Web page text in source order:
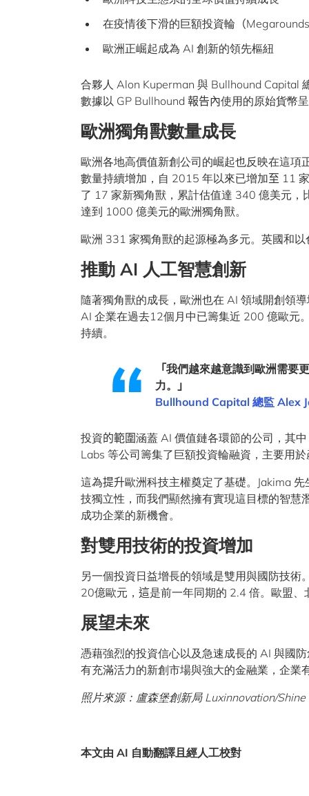
在疫情後下滑的巨額投資輪 （Megarounds
歐洲正崛起成為 AI 創新的領先樞紐
合夥人 Alon Kuperman 與 Bullhound
數據以 GP Bullhound 報告內使用的原始貨幣
歐洲獨角獸數量成長
歐洲各地高價值新創公司的崛起也反映在這
數量持續增加，自 2015 年以來已增加至 11
了 17 家新獨角獸，累計估值達 340 億美元
達到 1000 億美元的歐洲獨角獸。
歐洲 331 家獨角獸的起源極為多元。英國和
推動 AI 人工智慧創新
隨著獨角獸的成長，歐洲也在 AI 領域開創領
AI 企業在過去12個月中已籌集近 200 億歐元
持續。
「我們越來越意識到歐洲需要
力。
」
Bullhound Capital總監 Alex
投資的範圍涵蓋 AI 價值鏈各環節的公司，其
Labs 等公司籌集了巨額投資輪融資，主要用
這為提升歐洲科技主權奠定了基礎。Jakima
技獨立性，而我們顯然擁有實現這目標的智慧
成功企業的新機會。
對雙用技術的投資增加
另一個投資日益增長的領域是雙用與國防技
20億歐元， 這是前一年同期的 2.4 倍。歐盟
展望未來
憑藉強烈的投資信心以及急速成長的 AI 與國
有充滿活力的新創市場與強大的金融業，企業
照片來源：盧森堡創新局Luxinnovation/Shine
本文由 AI 自動翻譯且經人工校對